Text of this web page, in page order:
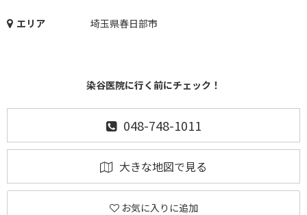
エリア 埼玉県春日部市
染谷医院に行く前にチェック！
048-748-1011
大きな地図で見る
お気に入りに追加